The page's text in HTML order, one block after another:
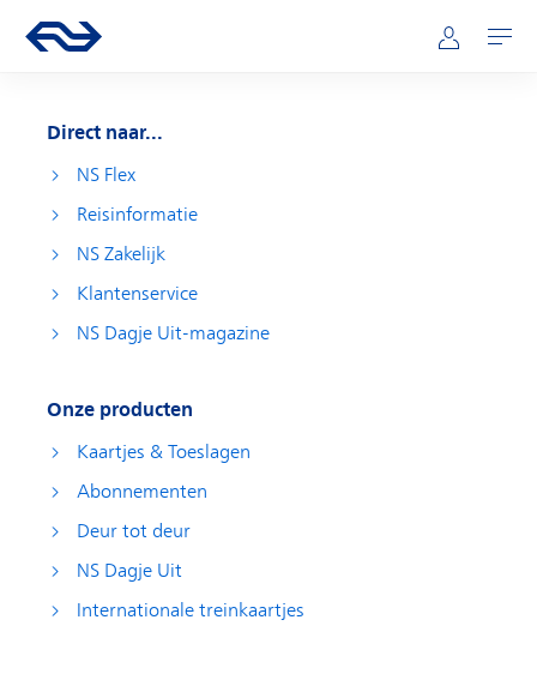
Hoofdnavigatie
Ga naar de homepage van ns.nl Mijn NS
Openen
Direct naar...
NS Flex
Reisinformatie
NS Zakelijk
Klantenservice
NS Dagje Uit-magazine
Onze producten
Kaartjes & Toeslagen
Abonnementen
Deur tot deur
NS Dagje Uit
Internationale treinkaartjes